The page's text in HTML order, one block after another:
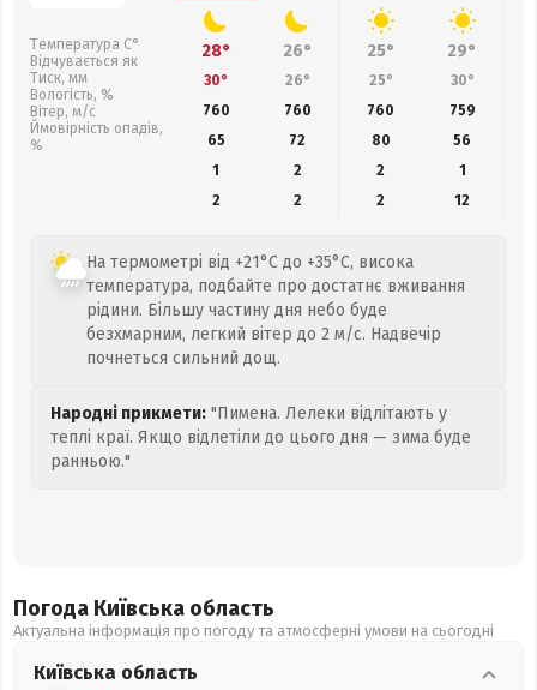
Температура С°
Відчувається як
Тиск, мм
Вологість, %
Вітер, м/с
Ймовірність опадів,
%
28° 26° 25° 29°
30° 26° 25° 30°
760
760 760 759
65
72 80 56
1
2 2
1
2
2 2 12
На термометрі від +21°C до +35°C, висока
температура, подбайте про достатнє вживання
рідини. Більшу частину дня небо буде
безхмарним, легкий вітер до 2 м/с. Надвечір
почнеться сильний дощ.
Народні прикмети: "Пимена. Лелеки відлітають у
теплі краї. Якщо відлетіли до цього дня — зима буде
ранньою."
Погода Київська область
Актуальна інформація про погоду та атмосферні умови на сьогодні
Київська область